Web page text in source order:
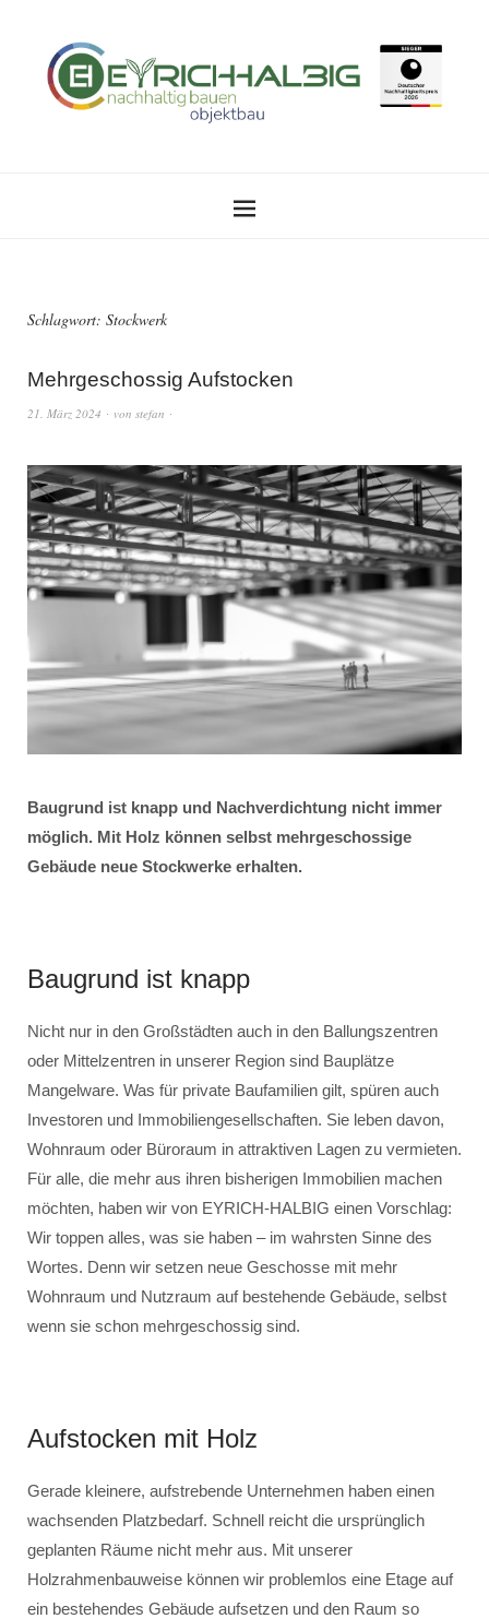
Schlagwort: Stockwerk
Mehrgeschossig Aufstocken
21. März 2024 von stefan
Baugrund ist knapp und Nachverdichtung nicht immer
möglich. Mit Holz können selbst mehrgeschossige
Gebäude neue Stockwerke erhalten.
Baugrund ist knapp
Nicht nur in den Großstädten auch in den Ballungszentren
oder Mittelzentren in unserer Region sind Bauplätze
Mangelware. Was für private Baufamilien gilt, spüren auch
Investoren und Immobiliengesellschaften. Sie leben davon,
Wohnraum oder Büroraum in attraktiven Lagen zu vermieten.
Für alle, die mehr aus ihren bisherigen Immobilien machen
möchten, haben wir von EYRICH-HALBIG einen Vorschlag:
Wir toppen alles, was sie haben – im wahrsten Sinne des
Wortes. Denn wir setzen neue Geschosse mit mehr
Wohnraum und Nutzraum auf bestehende Gebäude, selbst
wenn sie schon mehrgeschossig sind.
Aufstocken mit Holz
Gerade kleinere, aufstrebende Unternehmen haben einen
wachsenden Platzbedarf. Schnell reicht die ursprünglich
geplanten Räume nicht mehr aus. Mit unserer
Holzrahmenbauweise können wir problemlos eine Etage auf
ein bestehendes Gebäude aufsetzen und den Raum so